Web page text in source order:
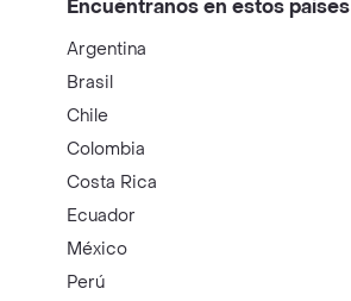
Encuéntranos en estos países
Argentina
Brasil
Chile
Colombia
Costa Rica
Ecuador
México
Perú